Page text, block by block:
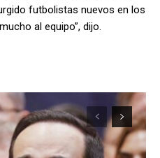
futbolistas nuevos en los
al equipo”, dijo.